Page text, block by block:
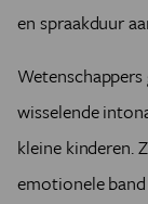
en spraakduur
wisselende
kleine kinderen.
emotionele